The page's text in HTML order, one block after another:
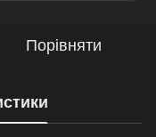
Порівняти